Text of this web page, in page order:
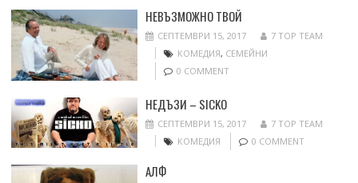
НЕВЪЗМОЖНО ТВОЙ
СЕПТЕМВРИ 15, 2017
7 TOP TEAM
КОМЕДИЯ, СЕМЕЙНИ
0 COMMENT
НЕДЪЗИ – SICKO
СЕПТЕМВРИ 15, 2017
7 TOP TEAM
КОМЕДИЯ
0 COMMENT
АЛФ